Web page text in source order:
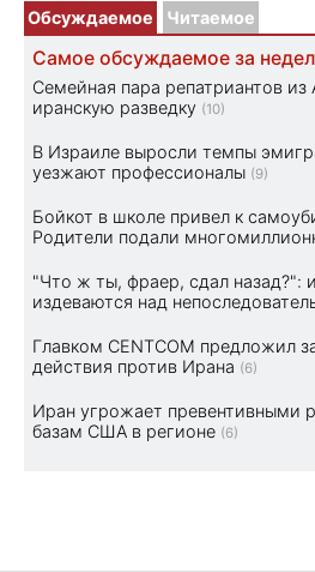
Обсуждаемое Читаемое
Самое обсуждаемое за
Семейная пара репатриантов из
иранскую разведку (10)
В Израиле выросли темпы
уезжают профессионалы (9)
Бойкот в школе привел к
Родители подали
"Что ж ты, фраер, сдал назад?":
издеваются над
Главком CENTCOM предложил
действия против Ирана (6)
Иран угрожает превентивными
базам США в регионе (6)